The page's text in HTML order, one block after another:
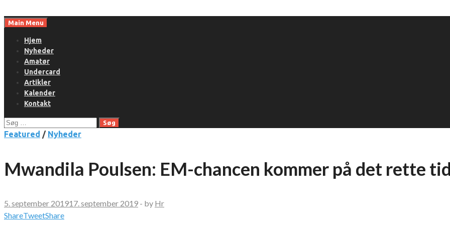
toMain Menu
Hjem
Nyheder
Amatør
Undercard
Artikler
Kalender
Kontakt
Søg
efter:
Featured / Nyheder
Mwandila Poulsen: EM-chancen kommer på det rette
5. september 201917. september 2019 - by Hr
ShareTweetShare